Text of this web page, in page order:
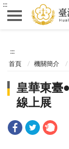
:::
:::
首頁 機關簡介
皇華東臺
線上展